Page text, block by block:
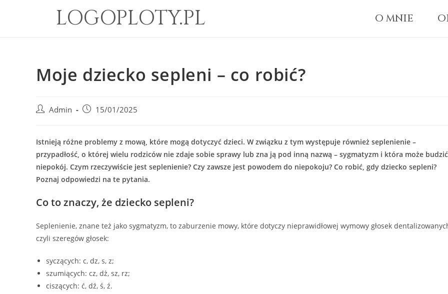
LOGOPLOTY.PL O MNIE
Moje dziecko sepleni – co robić?
Admin 15/01/2025
Istnieją różne problemy z mową, które mogą dotyczyć dzieci. W związku z tym występuje również seplenienie –
przypadłość, o której wielu rodziców nie zdaje sobie sprawy lub zna ją pod inną nazwą – sygmatyzm i która może budzić
niepokój. Czym rzeczywiście jest seplenienie? Czy zawsze jest powodem do niepokoju? Co robić, gdy dziecko sepleni?
Poznaj odpowiedzi na te pytania.
Co to znaczy, że dziecko sepleni?
Seplenienie, znane też jako sygmatyzm, to zaburzenie mowy, które dotyczy nieprawidłowej wymowy głosek
czyli szeregów głosek:
syczących: c, dz, s, z;
szumiących: cz, dż, sz, rz;
ciszących: ć, dź, ś, ź.